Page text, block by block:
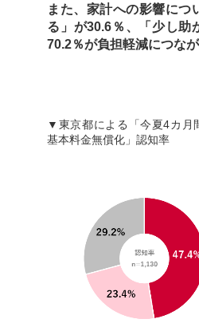
また、家計への影響につ
る」が30.6％、「少し助
70.2％が負担軽減につな
▼東京都による「今夏4カ月
基本料金無償化」認知率